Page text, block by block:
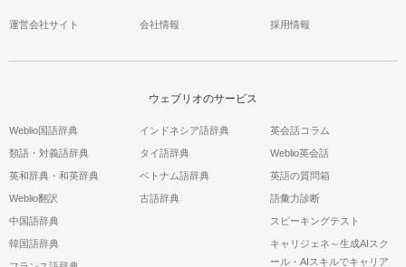
運営会社サイト 会社情報 採用情報
ウェブリオのサービス
Weblio国語辞典
類語・対義語辞典
英和辞典・和英辞典
Weblio翻訳
中国語辞典
韓国語辞典
インドネシア語辞典
タイ語辞典
ベトナム語辞典
古語辞典
英会話コラム
Weblio英会話
英語の質問箱
語彙力診断
スピーキングテスト
キャリジェネ～生成AIスク
ール・AIスキルでキャリア